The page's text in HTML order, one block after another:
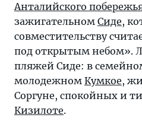
Анталийского
зажигательном Сиде,
совместительству
под открытым небом».
пляжей Сиде: в
молодежном Кумкое,
Соргуне, спокойных и
Кизилоте.